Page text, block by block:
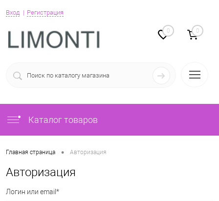
Вход Регистрация
0 0
Каталог товаров
Главная страница • Авторизация
Авторизация
Логин или email*